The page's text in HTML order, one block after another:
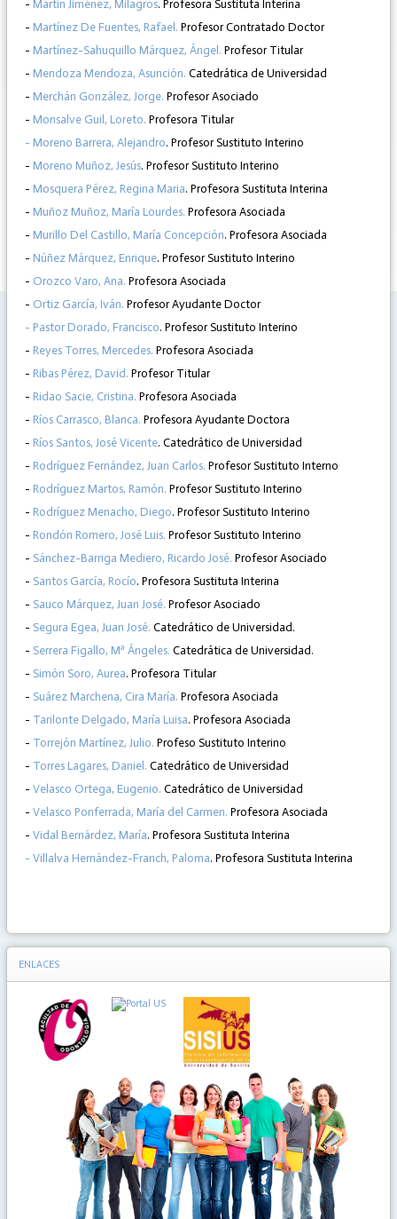
- Martín Jiménez, Milagros. Profesora Sustituta Interina
- Martínez De Fuentes, Rafael. Profesor Contratado Doctor
- Martínez-Sahuquillo Márquez, Ángel. Profesor Titular
- Mendoza Mendoza, Asunción. Catedrática de Universidad
- Merchán González, Jorge. Profesor Asociado
- Monsalve Guil, Loreto. Profesora Titular
- Moreno Barrera, Alejandro. Profesor Sustituto Interino
- Moreno Muñoz, Jesús. Profesor Sustituto Interino
- Mosquera Pérez, Regina Maria. Profesora Sustituta Interina
- Muñoz Muñoz, María Lourdes. Profesora Asociada
- Murillo Del Castillo, María Concepción. Profesora Asociada
- Núñez Márquez, Enrique. Profesor Sustituto Interino
- Orozco Varo, Ana. Profesora Asociada
- Ortiz García, Iván. Profesor Ayudante Doctor
- Pastor Dorado, Francisco. Profesor Sustituto Interino
- Reyes Torres, Mercedes. Profesora Asociada
- Ribas Pérez, David. Profesor Titular
- Ridao Sacie, Cristina. Profesora Asociada
- Ríos Carrasco, Blanca. Profesora Ayudante Doctora
- Ríos Santos, José Vicente. Catedrático de Universidad
- Rodríguez Fernández, Juan Carlos. Profesor Sustituto Interno
- Rodríguez Martos, Ramón. Profesor Sustituto Interino
- Rodríguez Menacho, Diego. Profesor Sustituto Interino
- Rondón Romero, José Luis. Profesor Sustituto Interino
- Sánchez-Barriga Mediero, Ricardo José. Profesor Asociado
- Santos García, Rocío. Profesora Sustituta Interina
- Sauco Márquez, Juan José. Profesor Asociado
- Segura Egea, Juan José. Catedrático de Universidad.
- Serrera Figallo, Mª Ángeles. Catedrática de Universidad.
- Simón Soro, Aurea. Profesora Titular
- Suárez Marchena, Cira María. Profesora Asociada
- Tarilonte Delgado, María Luisa. Profesora Asociada
- Torrejón Martínez, Julio. Profeso Sustituto Interino
- Torres Lagares, Daniel. Catedrático de Universidad
- Velasco Ortega, Eugenio. Catedrático de Universidad
- Velasco Ponferrada, María del Carmen. Profesora Asociada
- Vidal Bernárdez, María. Profesora Sustituta Interina
- Villalva Hernández-Franch, Paloma. Profesora Sustituta Interina
ENLACES